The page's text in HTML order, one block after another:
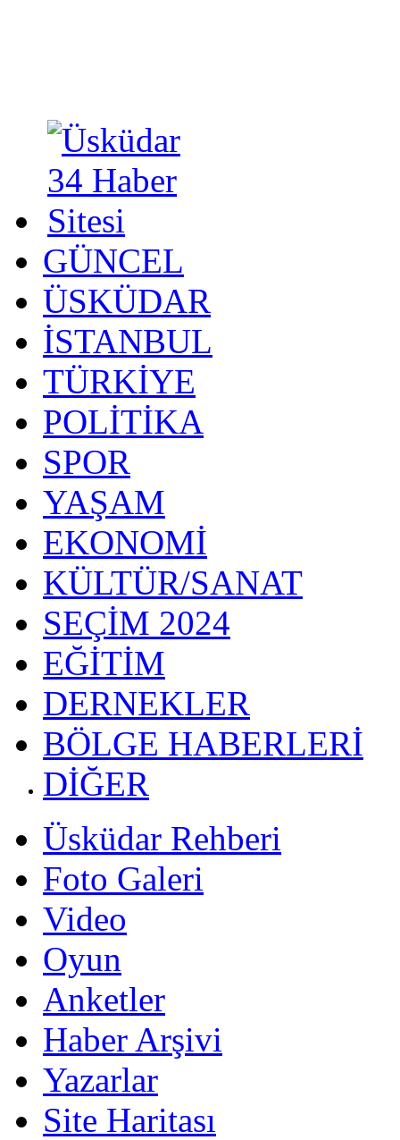
GÜNCEL
ÜSKÜDAR
İSTANBUL
TÜRKİYE
POLİTİKA
SPOR
YAŞAM
EKONOMİ
KÜLTÜR/SANAT
SEÇİM 2024
EĞİTİM
DERNEKLER
BÖLGE HABERLERİ
DİĞER
Üsküdar Rehberi
Foto Galeri
Video
Oyun
Anketler
Haber Arşivi
Yazarlar
Site Haritası